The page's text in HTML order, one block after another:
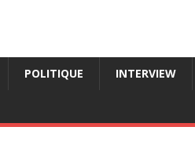
POLITIQUE INTERVIEW